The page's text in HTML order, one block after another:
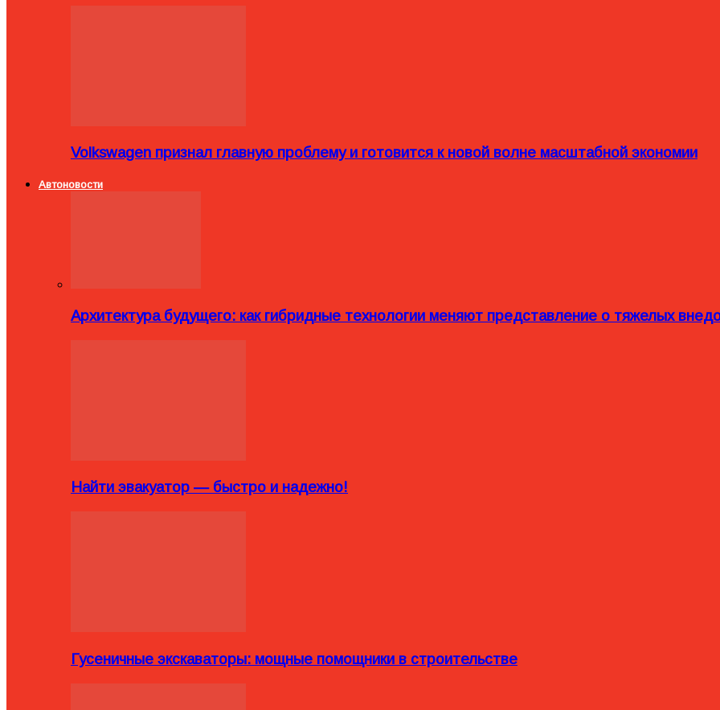
Volkswagen признал главную проблему и готовится к новой волне масштабной экономии
Автоновости
Архитектура будущего: как гибридные технологии меняют представление о тяжелых
Найти эвакуатор — быстро и надежно!
Гусеничные экскаваторы: мощные помощники в строительстве